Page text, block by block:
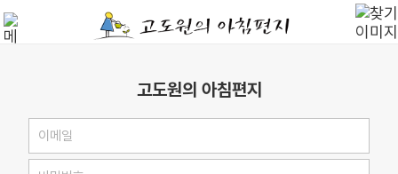
고도원의 아침편지